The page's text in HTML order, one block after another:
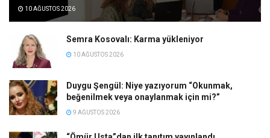
10 AĞUSTOS 2026
Semra Kosovalı: Karma yükleniyor
10 AĞUSTOS 2026
Duygu Şengül: Niye yazıyorum “Okunmak,
beğenilmek veya onaylanmak için mi?”
9 AĞUSTOS 2026